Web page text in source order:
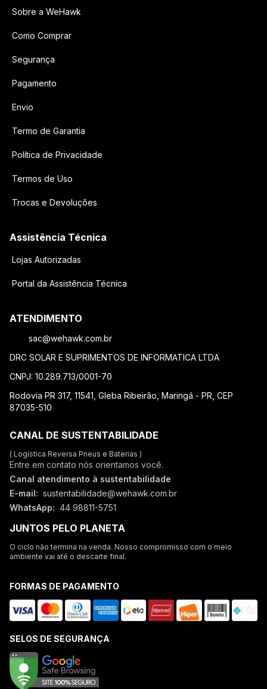
Sobre a WeHawk
Como Comprar
Segurança
Pagamento
Envio
Termo de Garantia
Política de Privacidade
Termos de Uso
Trocas e Devoluções
Assistência Técnica
Lojas Autorizadas
Portal da Assistência Técnica
ATENDIMENTO
sac@wehawk.com.br
DRC SOLAR E SUPRIMENTOS DE INFORMATICA LTDA
CNPJ: 10.289.713/0001-70
Rodovia PR 317, 11541, Gleba Ribeirão, Maringá - PR, CEP
87035-510
CANAL DE SUSTENTABILIDADE
( Logística Reversa Pneus e Baterias )
Entre em contato nós orientamos você.
Canal atendimento à sustentabilidade
E-mail: sustentabilidade@wehawk.com.br
WhatsApp: 44 98811-5751
JUNTOS PELO PLANETA
O ciclo não termina na venda. Nosso compromisso com o meio
ambiente vai até o descarte final.
FORMAS DE PAGAMENTO
SELOS DE SEGURANÇA